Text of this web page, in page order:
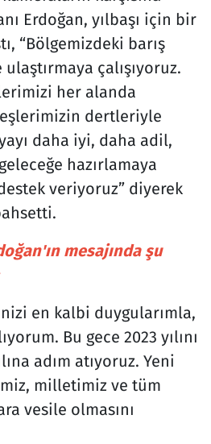
Erdoğan, yılbaşı için bir
“Bölgemizdeki barış
çalışıyoruz.
her alanda
dertleriyle
daha iyi, daha adil,
hazırlamaya
veriyoruz” diyerek
mesajında şu
en kalbi duygularımla,
Bu gece 2023 yılını
adım atıyoruz. Yeni
milletimiz ve tüm
vesile olmasını